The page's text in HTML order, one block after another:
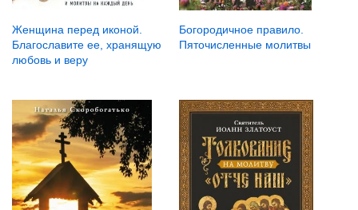
Женщина перед иконой.
Благославите ее, хранящую
любовь и веру
Богородичное правило.
Пяточисленные молитвы